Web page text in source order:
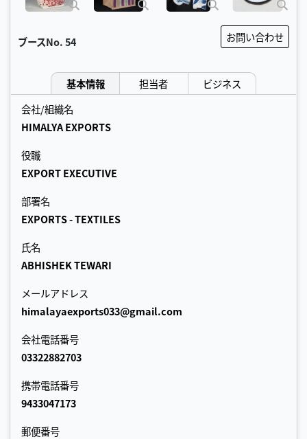
ブースNo.54 お問い合わせ
基本情報 担当者
ビジネス
会社/組織名
HIMALYA EXPORTS
役職
EXPORT EXECUTIVE
部署名
EXPORTS - TEXTILES
氏名
ABHISHEK TEWARI
メールアドレス
himalayaexports033@gmail.com
会社電話番号
03322882703
携帯電話番号
9433047173
郵便番号